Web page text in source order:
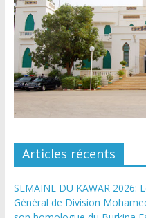
Articles récents
SEMAINE DU KAWAR 2026:
Général de Division